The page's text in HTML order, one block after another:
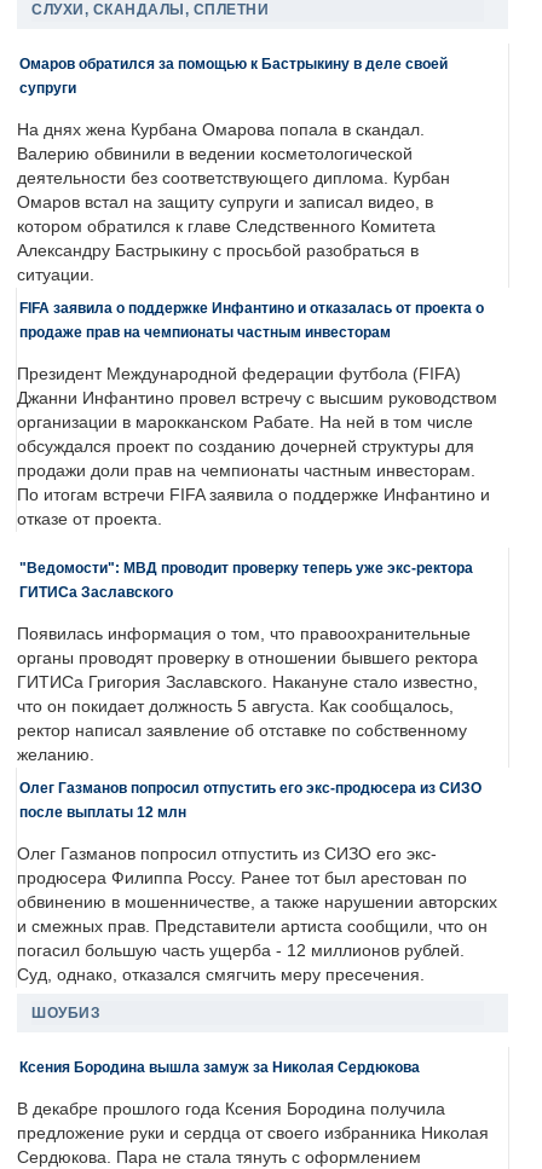
СЛУХИ, СКАНДАЛЫ, СПЛЕТНИ
Омаров обратился за помощью к Бастрыкину в деле своей
супруги
На днях жена Курбана Омарова попала в скандал.
Валерию обвинили в ведении косметологической
деятельности без соответствующего диплома. Курбан
Омаров встал на защиту супруги и записал видео, в
котором обратился к главе Следственного Комитета
Александру Бастрыкину с просьбой разобраться в
ситуации.
FIFA заявила о поддержке Инфантино и отказалась от проекта о
продаже прав на чемпионаты частным инвесторам
Президент Международной федерации футбола (FIFA)
Джанни Инфантино провел встречу с высшим руководством
организации в марокканском Рабате. На ней в том числе
обсуждался проект по созданию дочерней структуры для
продажи доли прав на чемпионаты частным инвесторам.
По итогам встречи FIFA заявила о поддержке Инфантино и
отказе от проекта.
"Ведомости": МВД проводит проверку теперь уже экс-ректора
ГИТИСа Заславского
Появилась информация о том, что правоохранительные
органы проводят проверку в отношении бывшего ректора
ГИТИСа Григория Заславского. Накануне стало известно,
что он покидает должность 5 августа. Как сообщалось,
ректор написал заявление об отставке по собственному
желанию.
Олег Газманов попросил отпустить его экс-продюсера из СИЗО
после выплаты 12 млн
Олег Газманов попросил отпустить из СИЗО его экс-
продюсера Филиппа Россу. Ранее тот был арестован по
обвинению в мошенничестве, а также нарушении авторских
и смежных прав. Представители артиста сообщили, что он
погасил большую часть ущерба - 12 миллионов рублей.
Суд, однако, отказался смягчить меру пресечения.
ШОУБИЗ
Ксения Бородина вышла замуж за Николая Сердюкова
В декабре прошлого года Ксения Бородина получила
предложение руки и сердца от своего избранника Николая
Сердюкова. Пара не стала тянуть с оформлением